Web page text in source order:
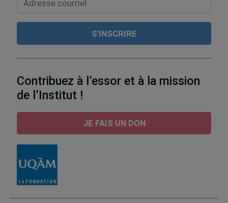
Contribuez à l’essor et à la mission
de l’Institut !
JE FAIS UN DON